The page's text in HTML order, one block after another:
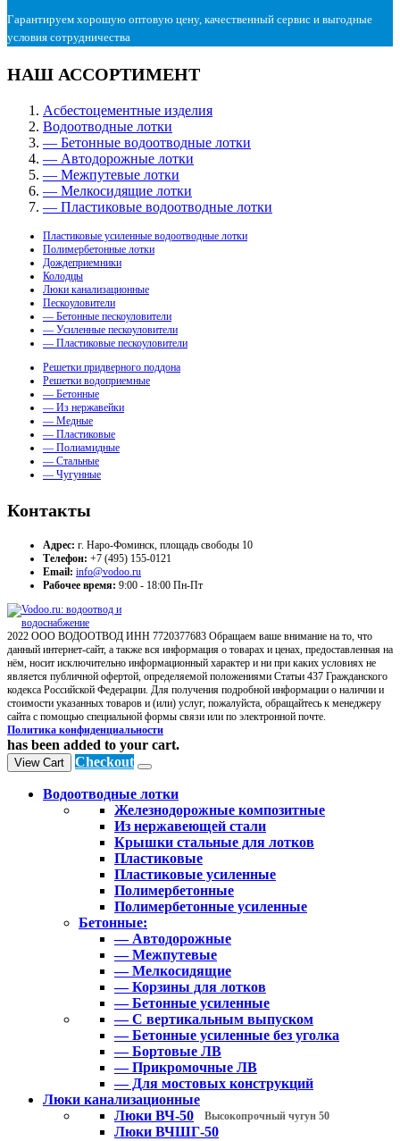
Гарантируем хорошую оптовую цену, качественный сервис и выгодные
условия сотрудничества
НАШ АССОРТИМЕНТ
Асбестоцементные изделия
Водоотводные лотки
— Бетонные водоотводные лотки
— Автодорожные лотки
— Межпутевые лотки
— Мелкосидящие лотки
— Пластиковые водоотводные лотки
Пластиковые усиленные водоотводные лотки
Полимербетонные лотки
Дождеприемники
Колодцы
Люки канализационные
Пескоуловители
— Бетонные пескоуловители
— Усиленные пескоуловители
— Пластиковые пескоуловители
Решетки придверного поддона
Решетки водоприемные
— Бетонные
— Из нержавейки
— Медные
— Пластиковые
— Полиамидные
— Стальные
— Чугунные
Контакты
Адрес: г. Наро-Фоминск, площадь свободы 10
Телефон: +7 (495) 155-0121
Email: info@vodoo.ru
Рабочее время: 9:00 - 18:00 Пн-Пт
2022 ООО ВОДООТВОД ИНН 7720377683 Обращаем ваше внимание на то, что
данный интернет-сайт, а также вся информация о товарах и ценах, предоставленная на
нём, носит исключительно информационный характер и ни при каких условиях не
является публичной офертой, определяемой положениями Статьи 437 Гражданского
кодекса Российской Федерации. Для получения подробной информации о наличии и
стоимости указанных товаров и (или) услуг, пожалуйста, обращайтесь к менеджеру
сайта с помощью специальной формы связи или по электронной почте.
Политика конфиденциальности
has been added to your cart.
View Cart Checkout
Водоотводные лотки
Железнодорожные композитные
Из нержавеющей стали
Крышки стальные для лотков
Пластиковые
Пластиковые усиленные
Полимербетонные
Полимербетонные усиленные
Бетонные:
— Автодорожные
— Межпутевые
— Мелкосидящие
— Корзины для лотков
— Бетонные усиленные
— С вертикальным выпуском
— Бетонные усиленные без уголка
— Бортовые ЛВ
— Прикромочные ЛВ
— Для мостовых конструкций
Люки канализационные
Люки ВЧ-50
Высокопрочный чугун 50
Люки ВЧШГ-50